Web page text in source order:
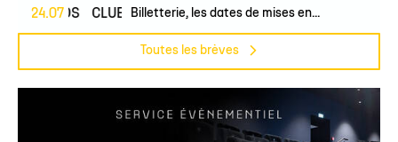
24.07
PROS CLUB Billetterie, les dates de mises en...
Toutes les brèves